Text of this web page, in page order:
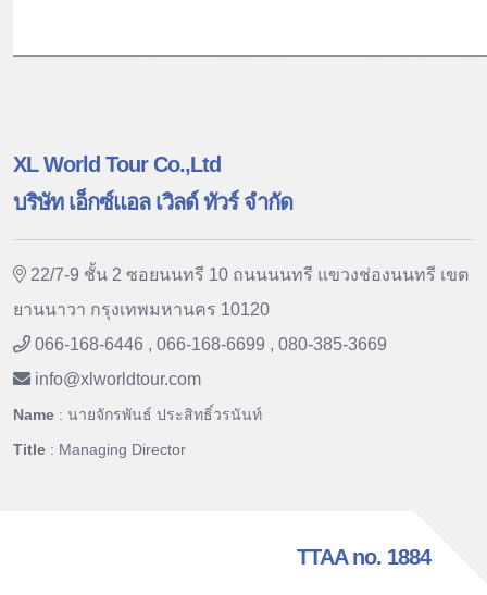
XL World Tour Co.,Ltd
บริษัท เอ็กซ์แอล เวิลด์ ทัวร์ จำกัด
22/7-9 ชั้น 2 ซอยนนทรี 10 ถนนนนทรี แขวงช่องนนทรี เขต
ยานนาวา กรุงเทพมหานคร 10120
066-168-6446 , 066-168-6699 , 080-385-3669
info@xlworldtour.com
Name : นายจักรพันธ์ ประสิทธิ์วรนันท์
Title : Managing Director
TTAA no. 1884